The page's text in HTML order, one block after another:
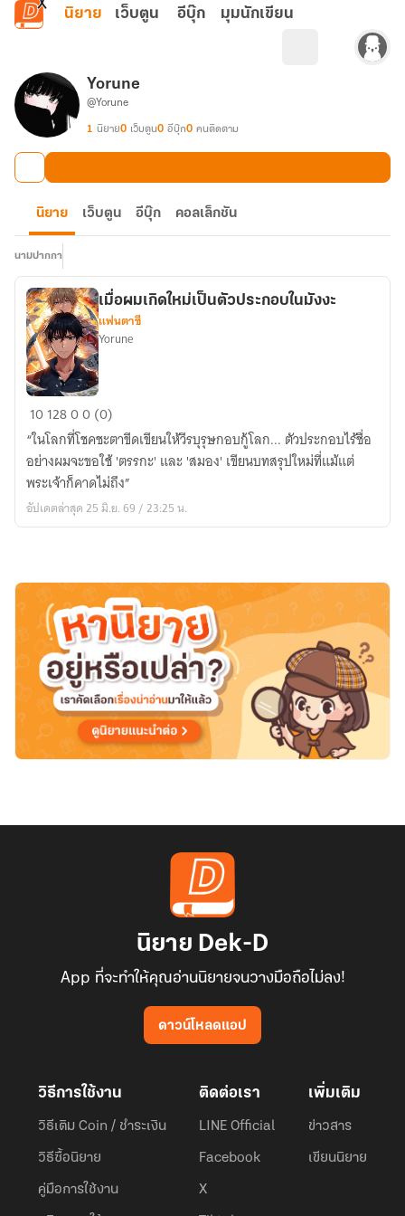
ข้ามไปยังเนื้อหาหลัก
นิยาย เว็บตูน อีบุ๊ก มุมนักเขียน
Yorune
@Yorune
1 นิยาย0 เว็บตูน0 อีบุ๊ก0 คนติดตาม
นิยาย เว็บตูน อีบุ๊ก คอลเล็กชัน
นามปากกา
เมื่อ
ผม
เกิด
ใหม่
เป็น
ตัว
ใน
มัง
งะ
เมื่อผมเกิดใหม่เป็นตัวประกอบในมังงะ
แฟนตาซี
Yorune
1012800 (0)
“ในโลกที่โชคชะตาขีดเขียนให้วีรบุรุษกอบกู้โลก... ตัวประกอบไร้ชื่อ
อย่างผมจะขอใช้ 'ตรรกะ' และ 'สมอง' เขียนบทสรุปใหม่ที่แม้แต่
พระเจ้าก็คาดไม่ถึง”
อัปเดตล่าสุด 25 มิ.ย. 69 / 23:25 น.
นิยาย Dek-D
App ที่จะทำให้คุณอ่านนิยายจนวางมือถือไม่ลง!
ดาวน์โหลดแอป
วิธีการใช้งาน
วิธีเติม Coin / ชำระเงิน
วิธีซื้อนิยาย
คู่มือการใช้งาน
ติดต่อเรา
LINE Official
Facebook
X
เพิ่มเติม
ข่าวสาร
เขียนนิยาย